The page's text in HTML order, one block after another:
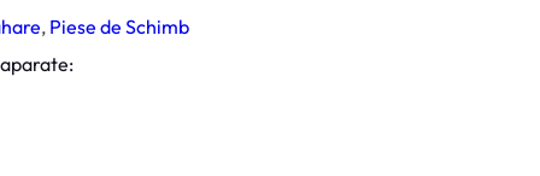
, Piese de Schimb